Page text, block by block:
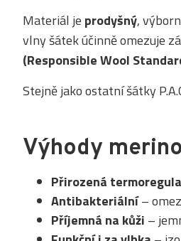
Materiál je prodyšný,
vlny šátek účinně omezuje
(Responsible Wool
Stejně jako ostatní šátky
Výhody
Přirozená
Antibakteriální–
Příjemná na kůži –